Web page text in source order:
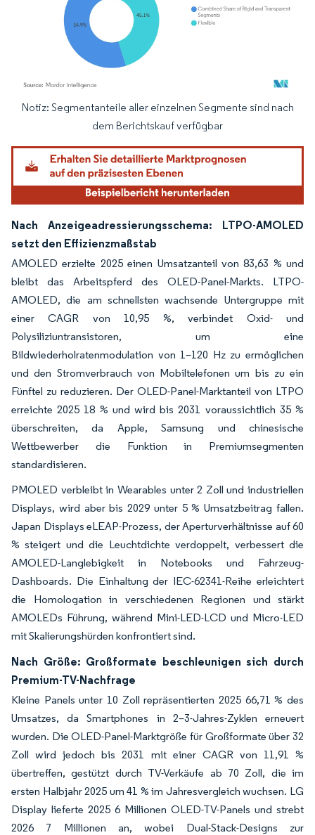
Bild © Mordor Intelligence. Wiederverwendung erfordert Namensnennung
Notiz: Segmentanteile aller einzelnen Segmente sind nach
dem Berichtskauf verfügbar
Nach Anzeigeadressierungsschema: LTPO-AMOLED
setzt den Effizienzmaßstab
AMOLED erzielte 2025 einen Umsatzanteil von 83,63 % und
bleibt das Arbeitspferd des OLED-Panel-Markts. LTPO-
AMOLED, die am schnellsten wachsende Untergruppe mit
einer CAGR von 10,95 %, verbindet Oxid- und
Polysiliziuntransistoren, um eine
Bildwiederholratenmodulation von 1–120 Hz zu ermöglichen
und den Stromverbrauch von Mobiltelefonen um bis zu ein
Fünftel zu reduzieren. Der OLED-Panel-Marktanteil von LTPO
erreichte 2025 18 % und wird bis 2031 voraussichtlich 35 %
überschreiten, da Apple, Samsung und chinesische
Wettbewerber die Funktion in Premiumsegmenten
standardisieren.
PMOLED verbleibt in Wearables unter 2 Zoll und industriellen
Displays, wird aber bis 2029 unter 5 % Umsatzbeitrag fallen.
Japan Displays eLEAP-Prozess, der Aperturverhältnisse auf 60
% steigert und die Leuchtdichte verdoppelt, verbessert die
AMOLED-Langlebigkeit in Notebooks und Fahrzeug-
Dashboards. Die Einhaltung der IEC-62341-Reihe erleichtert
die Homologation in verschiedenen Regionen und stärkt
AMOLEDs Führung, während Mini-LED-LCD und Micro-LED
mit Skalierungshürden konfrontiert sind.
Nach Größe: Großformate beschleunigen sich durch
Premium-TV-Nachfrage
Kleine Panels unter 10 Zoll repräsentierten 2025 66,71 % des
Umsatzes, da Smartphones in 2–3-Jahres-Zyklen erneuert
wurden. Die OLED-Panel-Marktgröße für Großformate über 32
Zoll wird jedoch bis 2031 mit einer CAGR von 11,91 %
übertreffen, gestützt durch TV-Verkäufe ab 70 Zoll, die im
ersten Halbjahr 2025 um 41 % im Jahresvergleich wuchsen. LG
Display lieferte 2025 6 Millionen OLED-TV-Panels und strebt
2026 7 Millionen an, wobei Dual-Stack-Designs zur